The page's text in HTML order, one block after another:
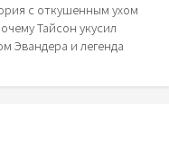
с откушенным ухом
Тайсон укусил
Эвандера и легенда